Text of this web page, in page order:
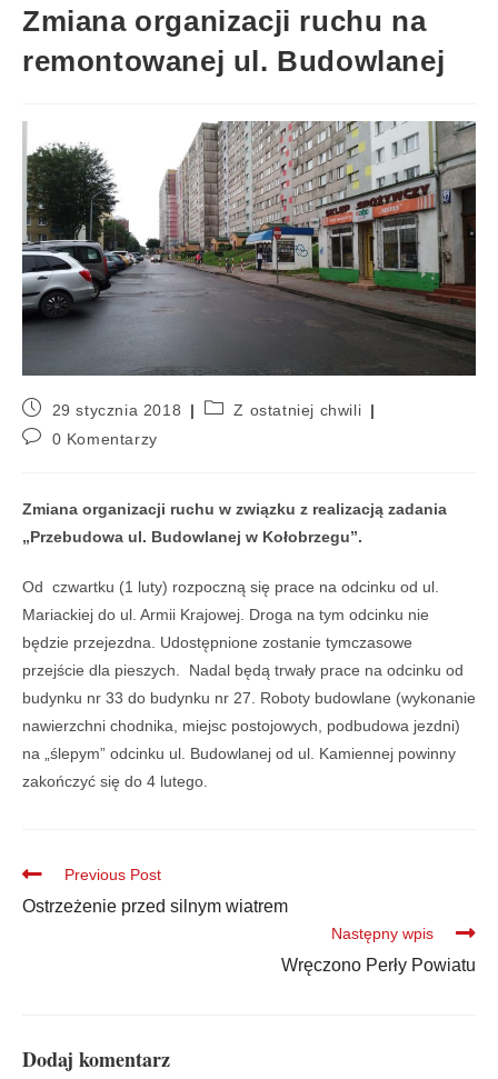
Zmiana organizacji ruchu na
remontowanej ul. Budowlanej
29 stycznia 2018
Z ostatniej chwili
0 Komentarzy
Zmiana organizacji ruchu w związku z realizacją zadania
„Przebudowa ul. Budowlanej w Kołobrzegu”.
Od czwartku (1 luty) rozpoczną się prace na odcinku od ul.
Mariackiej do ul. Armii Krajowej. Droga na tym odcinku nie
będzie przejezdna. Udostępnione zostanie tymczasowe
przejście dla pieszych. Nadal będą trwały prace na odcinku od
budynku nr 33 do budynku nr 27. Roboty budowlane (wykonanie
nawierzchni chodnika, miejsc postojowych, podbudowa jezdni)
na „ślepym” odcinku ul. Budowlanej od ul. Kamiennej powinny
zakończyć się do 4 lutego.
Previous Post
Ostrzeżenie przed silnym wiatrem
Następny wpis
Wręczono Perły Powiatu
Dodaj komentarz